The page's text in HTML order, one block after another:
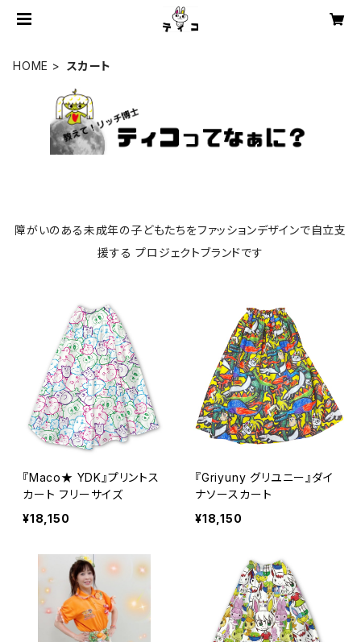
HOME スカート
障がいのある未成年の子どもたちをファッションデザインで自立支
援する プロジェクトブランドです
『Maco★ YDK』プリントス
カート フリーサイズ
¥18,150
『Griyuny グリユニー』ダイ
ナソースカート
¥18,150